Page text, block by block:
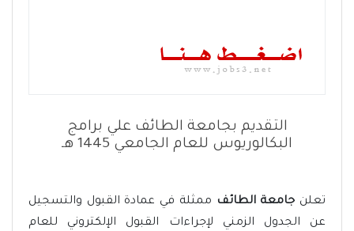
التقديم بجامعة الطائف علي برامج
البكالوريوس للعام الجامعي 1445 هـ
تعلن جامعة الطائف ممثلة في عمادة القبول والتسجيل
عن الجدول الزمني لإجراءات القبول الإلكتروني للعام